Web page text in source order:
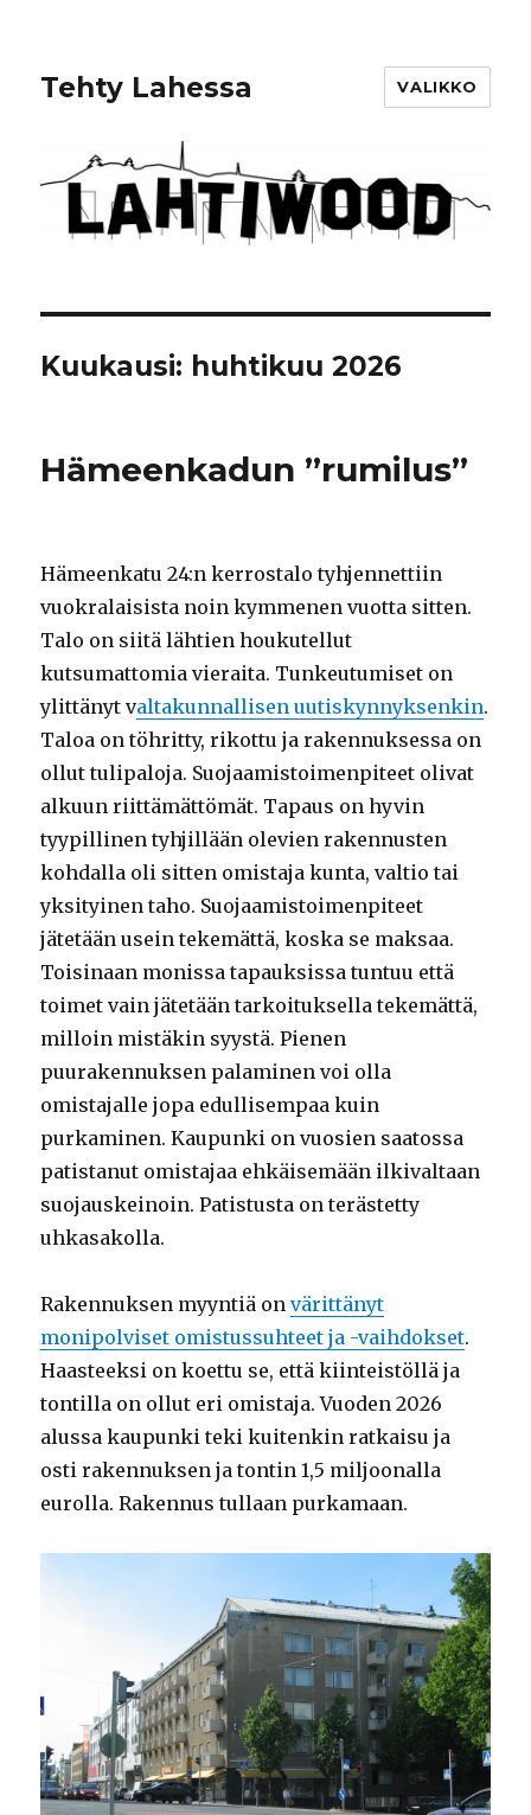
Tehty Lahessa VALIKKO
Kuukausi: huhtikuu 2026
Hämeenkadun ”rumilus”
Hämeenkatu 24:n kerrostalo tyhjennettiin
vuokralaisista noin kymmenen vuotta sitten.
Talo on siitä lähtien houkutellut
kutsumattomia vieraita. Tunkeutumiset on
ylittänyt valtakunnallisen uutiskynnyksenkin.
Taloa on töhritty, rikottu ja rakennuksessa on
ollut tulipaloja. Suojaamistoimenpiteet olivat
alkuun riittämättömät. Tapaus on hyvin
tyypillinen tyhjillään olevien rakennusten
kohdalla oli sitten omistaja kunta, valtio tai
yksityinen taho. Suojaamistoimenpiteet
jätetään usein tekemättä, koska se maksaa.
Toisinaan monissa tapauksissa tuntuu että
toimet vain jätetään tarkoituksella tekemättä,
milloin mistäkin syystä. Pienen
puurakennuksen palaminen voi olla
omistajalle jopa edullisempaa kuin
purkaminen. Kaupunki on vuosien saatossa
patistanut omistajaa ehkäisemään ilkivaltaan
suojauskeinoin. Patistusta on terästetty
uhkasakolla.
Rakennuksen myyntiä onvärittänyt
monipolviset omistussuhteet ja -vaihdokset.
Haasteeksi on koettu se, että kiinteistöllä ja
tontilla on ollut eri omistaja. Vuoden 2026
alussa kaupunki teki kuitenkin ratkaisu ja
osti rakennuksen ja tontin 1,5 miljoonalla
eurolla. Rakennus tullaan purkamaan.